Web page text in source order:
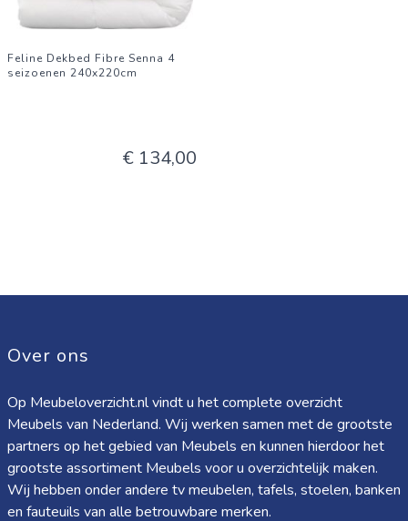
Feline Dekbed Fibre Senna 4
seizoenen 240x220cm
€ 134,00
Over ons
Op Meubeloverzicht.nl vindt u het complete overzicht
Meubels van Nederland. Wij werken samen met de grootste
partners op het gebied van Meubels en kunnen hierdoor het
grootste assortiment Meubels voor u overzichtelijk maken.
Wij hebben onder andere tv meubelen, tafels, stoelen, banken
en fauteuils van alle betrouwbare merken.